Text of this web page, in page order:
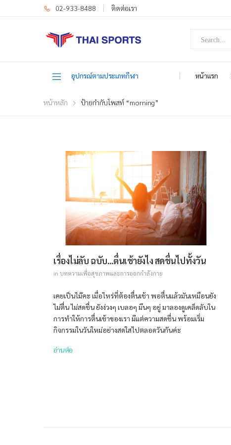
02-933-8488 ติดต่อเรา
อุปกรณ์ตามประเภทกีฬา หน้าแรก
หน้าหลัก ป้ายกำกับโพสท์ “morning”
เรื่องไม่ลับ ฉบับ…ตื่นเช้ายังไง สดชื่นไปทั้งวัน
in บทความเพื่อสุขภาพและการออกกำลังกาย
เคยเป็นไม๊คะ เมื่อไหร่ที่ต้องตื่นเช้า พอตื่นแล้วมันเหมือนยัง
ไม่ตื่น ไม่สดชื่น ยังง่วงๆ เบลอๆ มึนๆ อยู่ มาลองดูเคล็ดลับใน
การทำให้การตื่นเช้าของเรา มีแต่ความสดชื่น พร้อมเริ่ม
กิจกรรมในวันใหม่อย่างสดใสไปตลอดวันกันค่ะ
อ่านต่อ